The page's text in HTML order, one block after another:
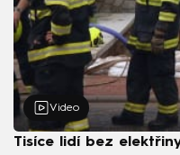
Video
Tisíce lidí bez